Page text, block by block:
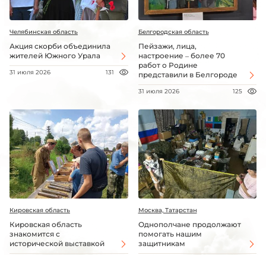
Челябинская область
Акция скорби объединила
жителей Южного Урала
31 июля 2026 131
Белгородская область
Пейзажи, лица,
настроение – более 70
работ о Родине
представили в Белгороде
31 июля 2026 125
Кировская область
Кировская область
знакомится с
исторической выставкой
Москва, Татарстан
Однополчане продолжают
помогать нашим
защитникам